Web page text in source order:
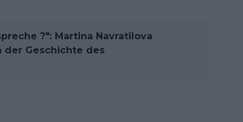
?": Martina Navratilova
Geschichte des